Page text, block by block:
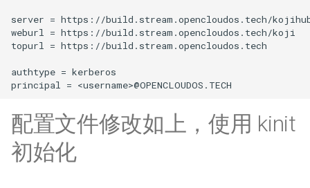
server = https://build.stream.opencloudos.tech/
weburl = https://build.stream.opencloudos.tech/koji
topurl = https://build.stream.opencloudos.tech
authtype = kerberos
配置文件修改如上，使用 kinit
初始化